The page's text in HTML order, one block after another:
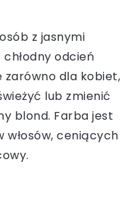
z jasnymi
odcień
zarówno dla kobiet,
lub zmienić
blond. Farba jest
ceniących